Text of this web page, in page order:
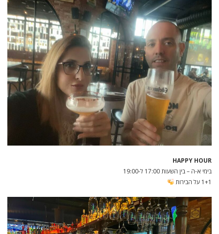
HAPPY HOUR
בימי א-ה – בין השעות 17:00 ל-19:00
1+1 על הבירות